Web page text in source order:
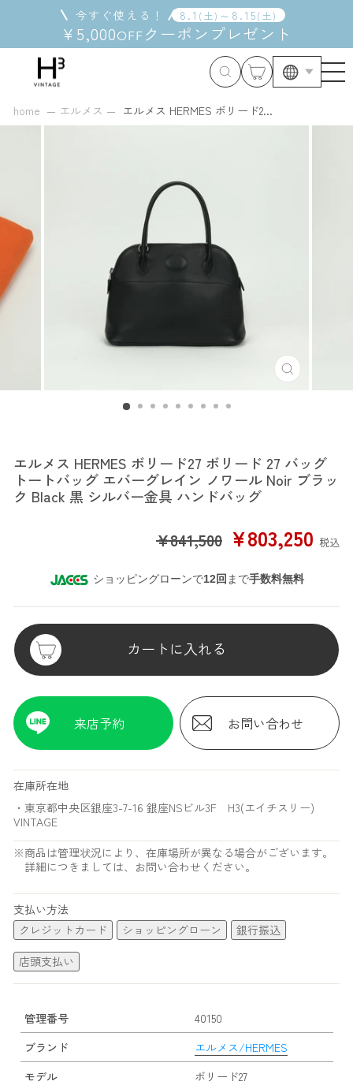
キ
今すぐ使える！ 8 . 1 ( 土) ～ 8 . 15( 土)
¥5,000OFFクーポン プレゼント
home エルメス エルメス HERMES ボリード2...
エルメス HERMES ボリード27 ボリード 27 バッグ
トートバッグ エバーグレイン ノワール Noir ブラッ
ク Black 黒 シルバー金具 ハンドバッグ
¥841,500 SALE
PRICE
¥803,250 税込
ショッピングローンで12回 まで手数料無料
カートに入れる
来店予約 お問い合わせ
在庫所在地
・東京都中央区銀座3-7-16 銀座NSビル3F H3(エイチスリー)
VINTAGE
※商品は管理状況により、在庫場所が異なる場合がございます。
詳細につきましては、お問い合わせください。
支払い方法
クレジットカード
ショッピングローン
銀行振込
店頭支払い
管理番号
40150
ブランド
エルメス/HERMES
モデル
ボリード27